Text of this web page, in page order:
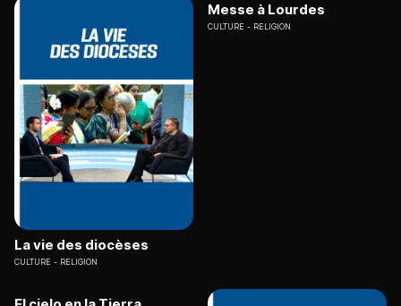
La vie des diocèses
CULTURE RELIGION
Messe à Lourdes
CULTURE RELIGION